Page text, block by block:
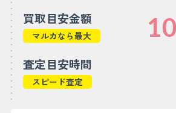
買取目安金額
マルカなら最大
査定目安時間
スピード査定